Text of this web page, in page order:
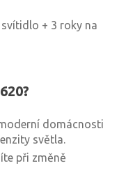
+ 3 roky na
domácnosti
světla.
při změně